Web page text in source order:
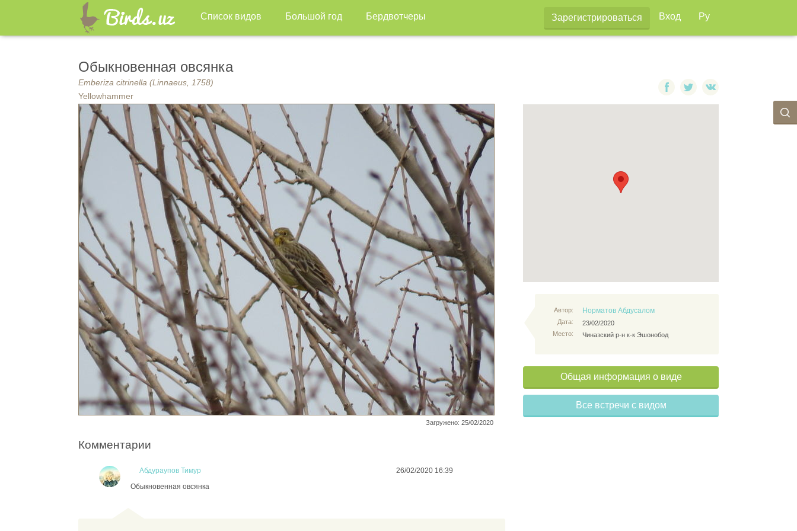
Список видов Большой год Бердвотчеры Зарегистрироваться Вход Ру
Обыкновенная овсянка
Emberiza citrinella (Linnaeus, 1758)
Yellowhammer
Загружено: 25/02/2020
Автор:
Дата:
Место:
Норматов Абдусалом
23/02/2020
Чиназский р-н к-к Эшонобод
Общая информация о виде
Все встречи с видом
Комментарии
Абдураупов Тимур
26/02/2020 16:39
Обыкновенная овсянка